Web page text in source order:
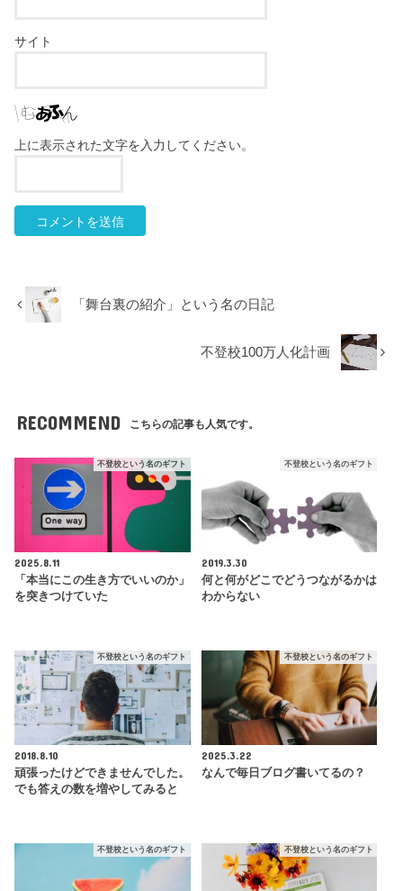
サイト
上に表示された文字を入力してください。
「舞台裏の紹介」という名の日記
不登校100万人化計画
RECOMMEND こちらの記事も人気です。
不登校という名のギフト
2025.8.11
「本当にこの生き方でいいのか」
を突きつけていた
不登校という名のギフト
2019.3.30
何と何がどこでどうつながるかは
わからない
不登校という名のギフト
2018.8.10
頑張ったけどできませんでした。
でも答えの数を増やしてみると
不登校という名のギフト
2025.3.22
なんで毎日ブログ書いてるの？
不登校という名のギフト 不登校という名のギフト